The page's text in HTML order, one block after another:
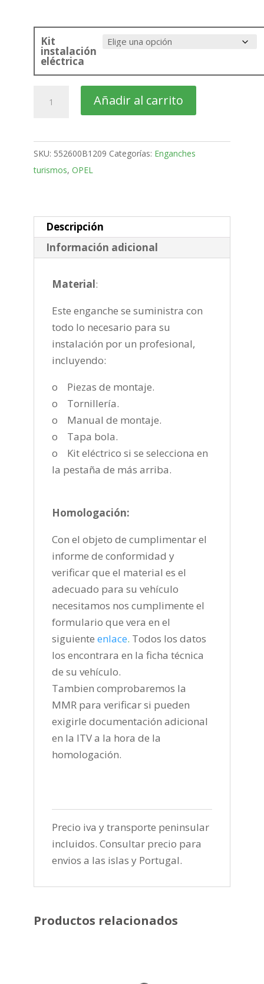
Kit
instalación
eléctrica
Zafira
Bola
fija
de
cantidad
Añadir al carrito
SKU: 552600B1209 Categorías: Enganches
turismos, OPEL
Descripción
Información adicional
Material:
Este enganche se suministra con
todo lo necesario para su
instalación por un profesional,
incluyendo:
o Piezas de montaje.
o Tornillería.
o Manual de montaje.
o Tapa bola.
o Kit eléctrico si se selecciona en
la pestaña de más arriba.
Homologación:
Con el objeto de cumplimentar el
informe de conformidad y
verificar que el material es el
adecuado para su vehículo
necesitamos nos cumplimente el
formulario que vera en el
siguiente enlace. Todos los datos
los encontrara en la ficha técnica
de su vehículo.
Tambien comprobaremos la
MMR para verificar si pueden
exigirle documentación adicional
en la ITV a la hora de la
homologación.
Precio iva y transporte peninsular
incluidos. Consultar precio para
envios a las islas y Portugal.
Productos relacionados